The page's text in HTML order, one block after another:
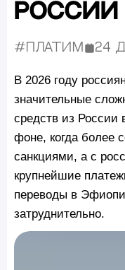
#Платим 24
В 2026 году
значительные
средств из
фоне, когда более
санкциями, а с
крупнейшие
переводы в
затруднительно.